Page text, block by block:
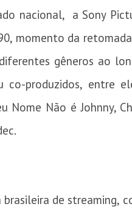
nacional, a Sony
momento da
gêneros ao
produzidos, entre
Nome Não é Johnny,
de streaming,